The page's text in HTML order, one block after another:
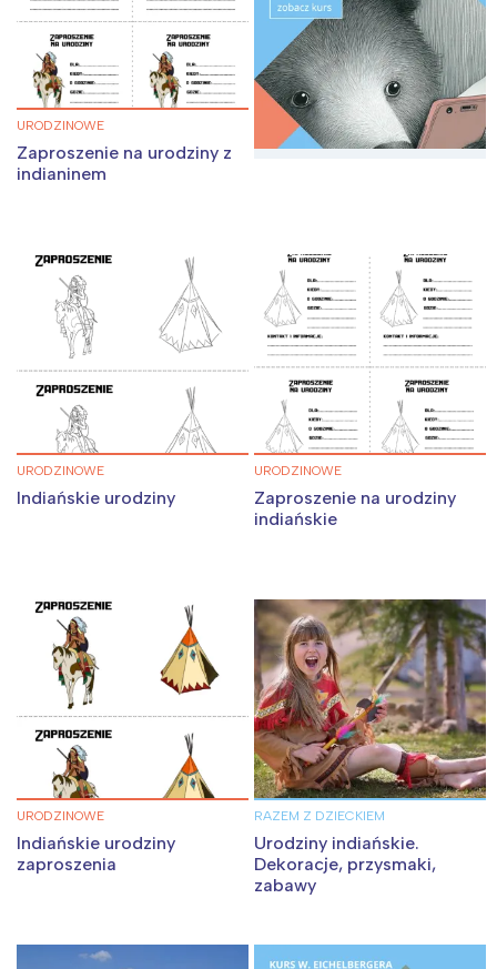
URODZINOWE
Zaproszenie na urodziny z
indianinem
URODZINOWE
Indiańskie urodziny
URODZINOWE
Zaproszenie na urodziny
indiańskie
URODZINOWE
Indiańskie urodziny
zaproszenia
RAZEM Z DZIECKIEM
Urodziny indiańskie.
Dekoracje, przysmaki,
zabawy
Interesują mnie wydarzenia z